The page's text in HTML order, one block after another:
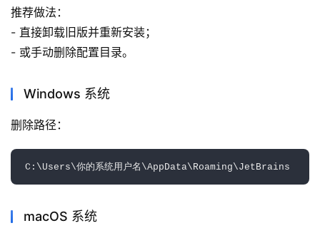
推荐做法：
- 直接卸载旧版并重新安装；
- 或手动删除配置目录。
Windows 系统
删除路径：
macOS 系统